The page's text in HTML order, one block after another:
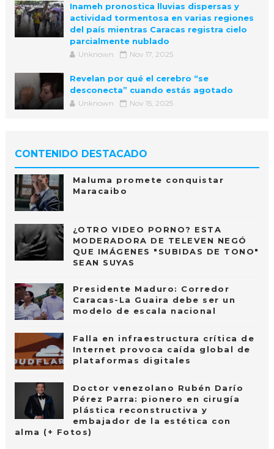
Inameh pronostica lluvias dispersas y
actividad tormentosa en varias regiones
del país mientras Caracas registra cielo
parcialmente nublado
Unknown Nov 17, 2025
Revelan por qué el cerebro “se
desconecta” cuando estás agotado
Unknown Nov 15, 2025
CONTENIDO DESTACADO
Maluma promete conquistar
Maracaibo
¿OTRO VIDEO PORNO? ESTA
MODERADORA DE TELEVEN NEGÓ
QUE IMÁGENES "SUBIDAS DE TONO"
SEAN SUYAS
Presidente Maduro: Corredor
Caracas-La Guaira debe ser un
modelo de escala nacional
Falla en infraestructura crítica de
Internet provoca caída global de
plataformas digitales
Doctor venezolano Rubén Darío
Pérez Parra: pionero en cirugía
plástica reconstructiva y
embajador de la estética con
alma (+ Fotos)